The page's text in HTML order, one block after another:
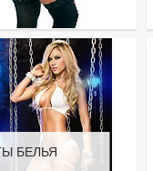
БЕЛЬЯ